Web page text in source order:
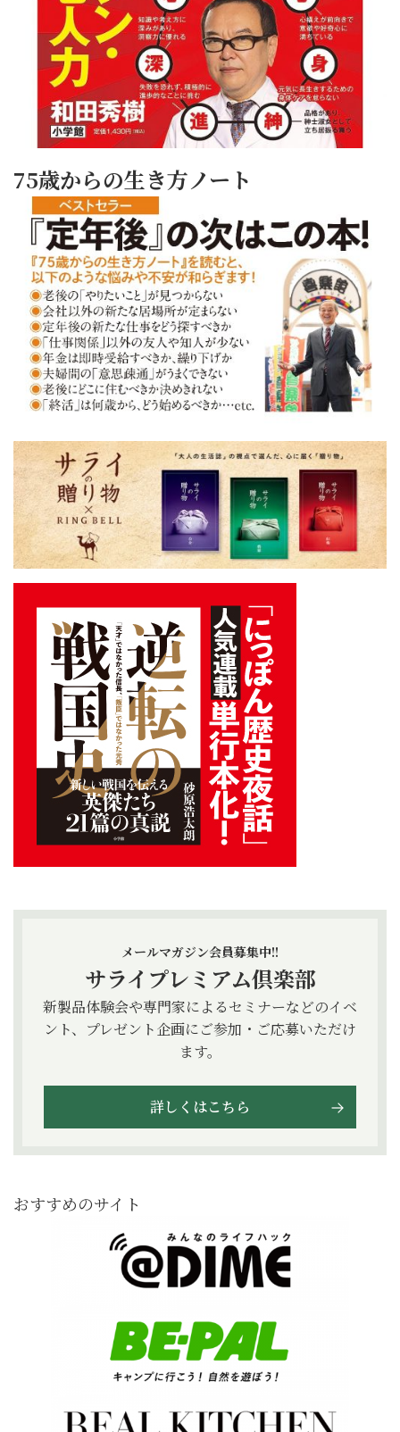
75歳からの生き方ノート
メールマガジン会員募集中!!
サライプレミアム倶楽部
新製品体験会や専門家によるセミナーなどのイベ
ント、プレゼント企画にご参加・ご応募いただけ
ます。
詳しくはこちら
おすすめのサイト